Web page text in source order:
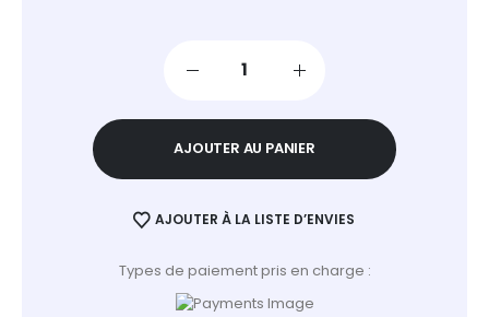
AJOUTER AU PANIER
AJOUTER À LA LISTE D’ENVIES
Types de paiement pris en charge :